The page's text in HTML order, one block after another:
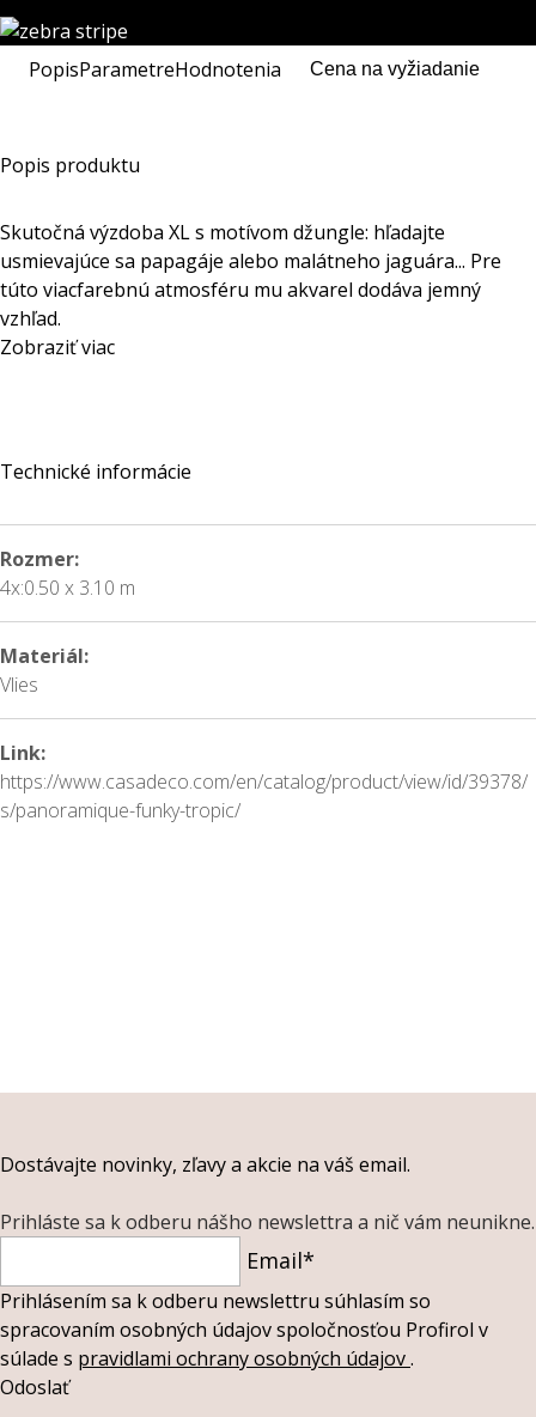
PopisParametreHodnotenia Cena na vyžiadanie
Popis produktu
Skutočná výzdoba XL s motívom džungle: hľadajte
usmievajúce sa papagáje alebo malátneho jaguára... Pre
túto viacfarebnú atmosféru mu akvarel dodáva jemný
vzhľad.
Zobraziť viac
Technické informácie
Rozmer:
4x:0.50 x 3.10 m
Materiál:
Vlies
Link:
https://www.casadeco.com/en/catalog/product/view/id/39378/
s/panoramique-funky-tropic/
Dostávajte novinky, zľavy a akcie na váš email.
Prihláste sa k odberu nášho newslettra a nič vám neunikne.
Email*
Prihlásením sa k odberu newslettru súhlasím so
spracovaním osobných údajov spoločnosťou Profirol v
súlade s pravidlami ochrany osobných údajov.
Odoslať